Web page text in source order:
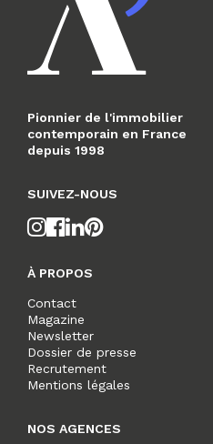
Pionnier de l'immobilier
contemporain en France
depuis 1998
SUIVEZ-NOUS
À PROPOS
Contact
Magazine
Newsletter
Dossier de presse
Recrutement
Mentions légales
NOS AGENCES